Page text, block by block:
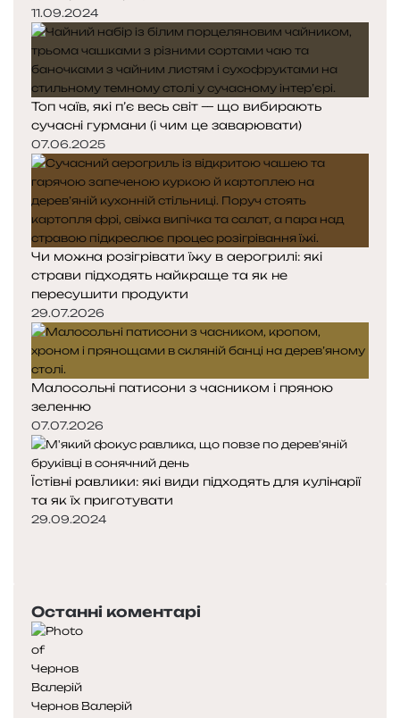
11.09.2024
Топ чаїв, які п’є весь світ — що вибирають
сучасні гурмани (і чим це заварювати)
07.06.2025
Чи можна розігрівати їжу в аерогрилі: які
страви підходять найкраще та як не
пересушити продукти
29.07.2026
Малосольні патисони з часником і пряною
зеленню
07.07.2026
Їстівні равлики: які види підходять для кулінарії
та як їх приготувати
29.09.2024
Останні коментарі
Чернов Валерій